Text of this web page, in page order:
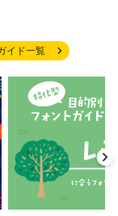
イド一覧